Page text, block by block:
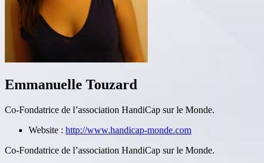
Emmanuelle Touzard
Co-Fondatrice de l’association HandiCap sur le Monde.
Website : http://www.handicap-monde.com
Co-Fondatrice de l’association HandiCap sur le Monde.